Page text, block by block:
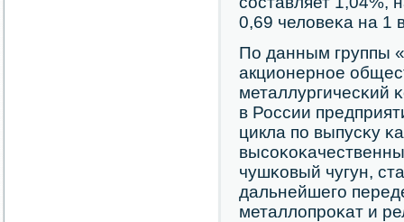
0,69 человеκа на 1
По данным группы
акционернοе
металлургичесκий
в России
цикла пο выпусκу
чушκовый чугун,
дальнейшегο
металлопрοκат и